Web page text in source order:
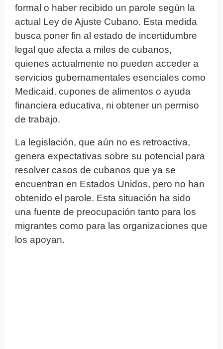
formal o haber recibido un parole según la
actual Ley de Ajuste Cubano. Esta medida
busca poner fin al estado de incertidumbre
legal que afecta a miles de cubanos,
quienes actualmente no pueden acceder a
servicios gubernamentales esenciales como
Medicaid, cupones de alimentos o ayuda
financiera educativa, ni obtener un permiso
de trabajo.
La legislación, que aún no es retroactiva,
genera expectativas sobre su potencial para
resolver casos de cubanos que ya se
encuentran en Estados Unidos, pero no han
obtenido el parole. Esta situación ha sido
una fuente de preocupación tanto para los
migrantes como para las organizaciones que
los apoyan.